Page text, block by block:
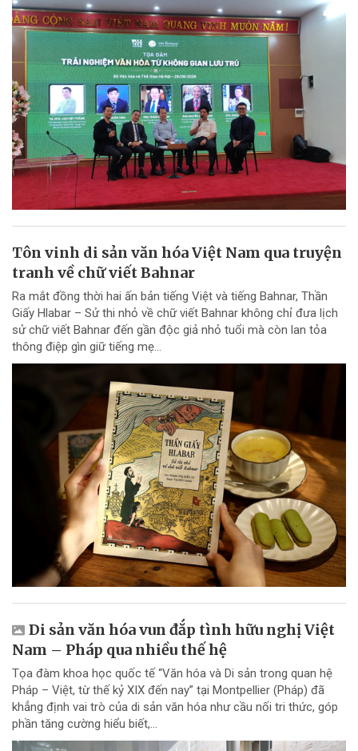
Tôn vinh di sản văn hóa Việt Nam qua truyện
tranh về chữ viết Bahnar
Ra mắt đồng thời hai ấn bản tiếng Việt và tiếng Bahnar, Thần
Giấy Hlabar – Sử thi nhỏ về chữ viết Bahnar không chỉ đưa lịch
sử chữ viết Bahnar đến gần độc giả nhỏ tuổi mà còn lan tỏa
thông điệp gìn giữ tiếng mẹ...
Di sản văn hóa vun đắp tình hữu nghị Việt
Nam – Pháp qua nhiều thế hệ
Tọa đàm khoa học quốc tế “Văn hóa và Di sản trong quan hệ
Pháp – Việt, từ thế kỷ XIX đến nay” tại Montpellier (Pháp) đã
khẳng định vai trò của di sản văn hóa như cầu nối tri thức, góp
phần tăng cường hiểu biết,...